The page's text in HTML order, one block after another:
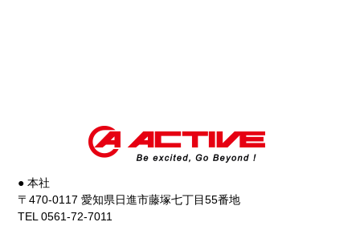
● 本社
〒470-0117 愛知県日進市藤塚七丁目55番地
TEL 0561-72-7011